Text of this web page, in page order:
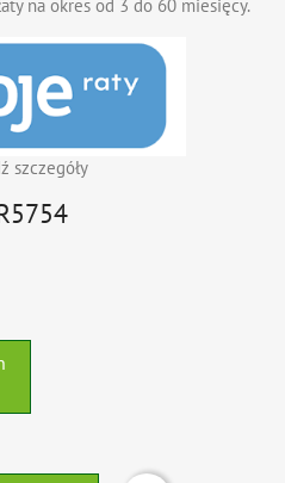
na okres od 3 do 60 miesięcy.
szczegóły